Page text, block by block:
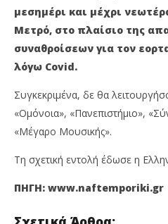
ΜΕΤΡΟ: ΚΛΕΙΝΟΥΝ
16
μεσημέρι και μέχρι
Μετρό, στο πλαίσιο της
συναθροίσεων για τον
λόγω Covid.
Συγκεκριμένα, δε θα
«Oμόνοια», «Πανεπιστήμιο»,
«Μέγαρο Μουσικής».
Τη σχετική εντολή έδωσε η
ΠΗΓΗ: www.naftemporiki.gr